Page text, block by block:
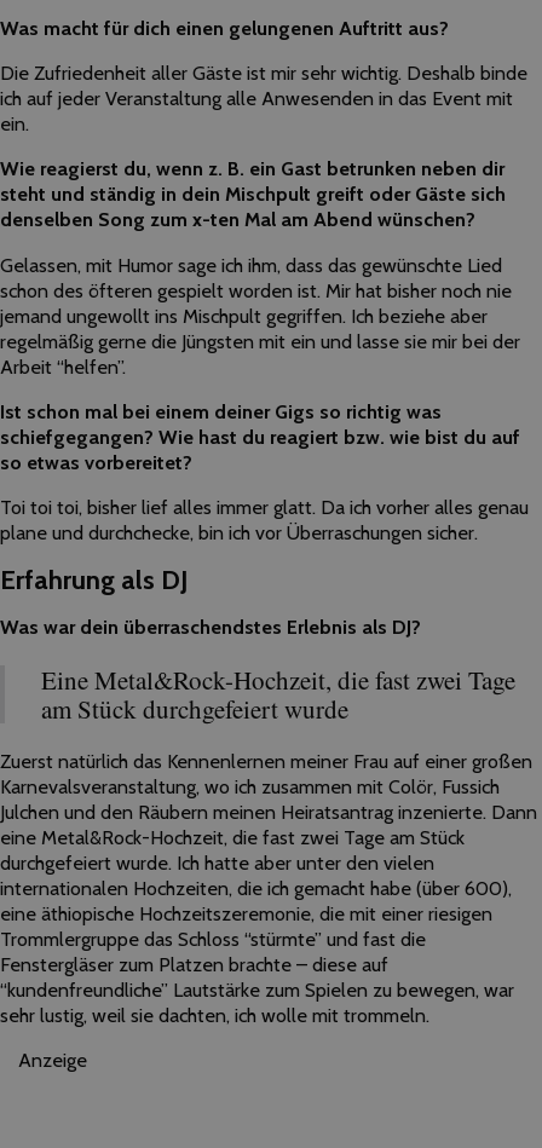
Was macht für dich einen gelungenen Auftritt aus?
Die Zufriedenheit aller Gäste ist mir sehr wichtig. Deshalb binde
ich auf jeder Veranstaltung alle Anwesenden in das Event mit
ein.
Wie reagierst du, wenn z. B. ein Gast betrunken neben dir
steht und ständig in dein Mischpult greift oder Gäste sich
denselben Song zum x-ten Mal am Abend wünschen?
Gelassen, mit Humor sage ich ihm, dass das gewünschte Lied
schon des öfteren gespielt worden ist. Mir hat bisher noch nie
jemand ungewollt ins Mischpult gegriffen. Ich beziehe aber
regelmäßig gerne die Jüngsten mit ein und lasse sie mir bei der
Arbeit “helfen”.
Ist schon mal bei einem deiner Gigs so richtig was
schiefgegangen? Wie hast du reagiert bzw. wie bist du auf
so etwas vorbereitet?
Toi toi toi, bisher lief alles immer glatt. Da ich vorher alles genau
plane und durchchecke, bin ich vor Überraschungen sicher.
Erfahrung als DJ
Was war dein überraschendstes Erlebnis als DJ?
Eine Metal&Rock-Hochzeit, die fast zwei Tage
am Stück durchgefeiert wurde
Zuerst natürlich das Kennenlernen meiner Frau auf einer großen
Karnevalsveranstaltung, wo ich zusammen mit Colör, Fussich
Julchen und den Räubern meinen Heiratsantrag inzenierte. Dann
eine Metal&Rock-Hochzeit, die fast zwei Tage am Stück
durchgefeiert wurde. Ich hatte aber unter den vielen
internationalen Hochzeiten, die ich gemacht habe (über 600),
eine äthiopische Hochzeitszeremonie, die mit einer riesigen
Trommlergruppe das Schloss “stürmte” und fast die
Fenstergläser zum Platzen brachte – diese auf
“kundenfreundliche” Lautstärke zum Spielen zu bewegen, war
sehr lustig, weil sie dachten, ich wolle mit trommeln.
Anzeige